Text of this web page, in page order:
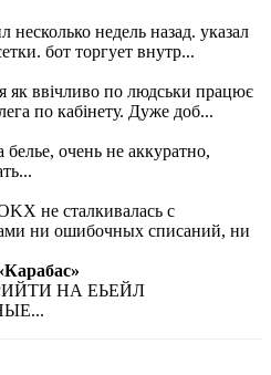
несколько недель назад. указал
бот торгует внутр...
як ввічливо по людськи працює
по кабінету. Дуже доб...
очень не аккуратно,
...
не сталкивалась с
ни ошибочных списаний, ни
НА ЕЬЕЙЛ
...